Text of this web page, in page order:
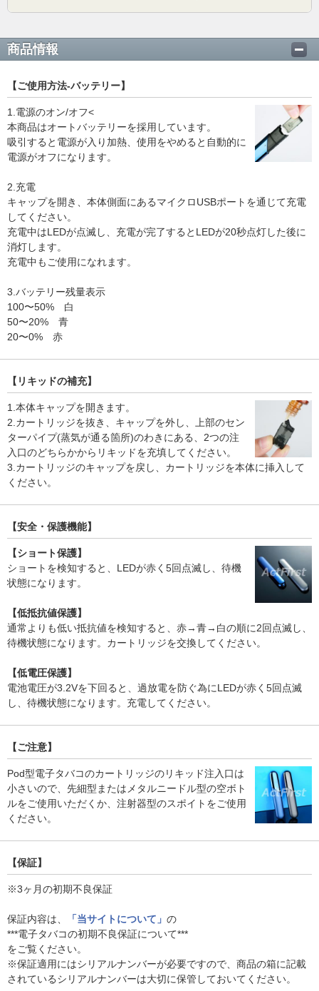
商品情報
【ご使用方法-バッテリー】
1.電源のオン/オフ<
本商品はオートバッテリーを採用しています。
吸引すると電源が入り加熱、使用をやめると自動的に
電源がオフになります。
2.充電
キャップを開き、本体側面にあるマイクロUSBポートを通じて充電
してください。
充電中はLEDが点滅し、充電が完了するとLEDが20秒点灯した後に
消灯します。
充電中もご使用になれます。
3.バッテリー残量表示
100〜50% 白
50〜20% 青
20〜0% 赤
【リキッドの補充】
1.本体キャップを開きます。
2.カートリッジを抜き、キャップを外し、上部のセン
ターパイプ(蒸気が通る箇所)のわきにある、2つの注
入口のどちらかからリキッドを充填してください。
3.カートリッジのキャップを戻し、カートリッジを本体に挿入して
ください。
【安全・保護機能】
【ショート保護】
ショートを検知すると、LEDが赤く5回点滅し、待機
状態になります。
【低抵抗値保護】
通常よりも低い抵抗値を検知すると、赤→青→白の順に2回点滅し、
待機状態になります。カートリッジを交換してください。
【低電圧保護】
電池電圧が3.2Vを下回ると、過放電を防ぐ為にLEDが赤く5回点滅
し、待機状態になります。充電してください。
【ご注意】
Pod型電子タバコのカートリッジのリキッド注入口は
小さいので、先細型またはメタルニードル型の空ボト
ルをご使用いただくか、注射器型のスポイトをご使用
ください。
【保証】
※3ヶ月の初期不良保証
保証内容は、 「当サイトについて」 の
***電子タバコの初期不良保証について***
をご覧ください。
※保証適用にはシリアルナンバーが必要ですので、商品の箱に記載
されているシリアルナンバーは大切に保管しておいてください。